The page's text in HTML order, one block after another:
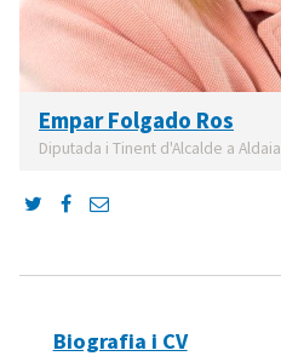
Empar Folgado Ros
Diputada i Tinent d'Alcalde a Aldaia
Biografia i CV